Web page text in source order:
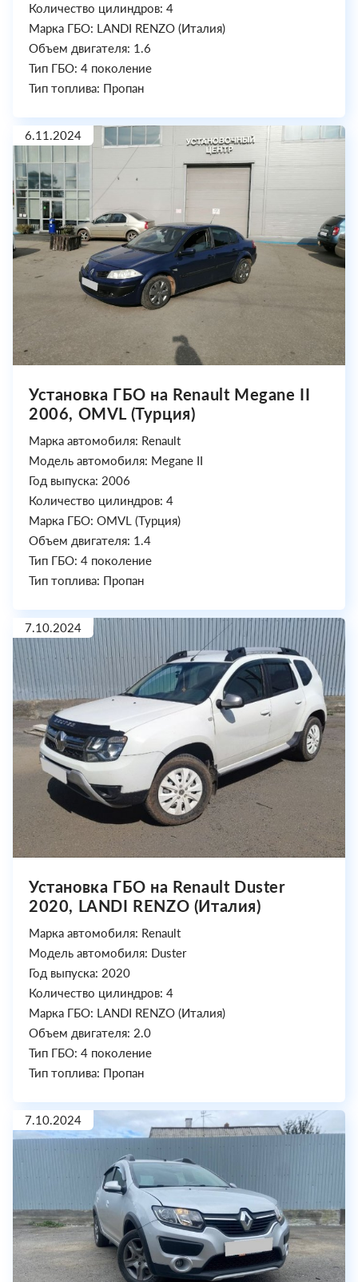
Количество цилиндров: 4
Марка ГБО: LANDI RENZO (Италия)
Объем двигателя: 1.6
Тип ГБО: 4 поколение
Тип топлива: Пропан
6.11.2024
Установка ГБО на Renault Megane II
2006, OMVL (Турция)
Марка автомобиля: Renault
Модель автомобиля: Megane II
Год выпуска: 2006
Количество цилиндров: 4
Марка ГБО: OMVL (Турция)
Объем двигателя: 1.4
Тип ГБО: 4 поколение
Тип топлива: Пропан
7.10.2024
Установка ГБО на Renault Duster
2020, LANDI RENZO (Италия)
Марка автомобиля: Renault
Модель автомобиля: Duster
Год выпуска: 2020
Количество цилиндров: 4
Марка ГБО: LANDI RENZO (Италия)
Объем двигателя: 2.0
Тип ГБО: 4 поколение
Тип топлива: Пропан
7.10.2024